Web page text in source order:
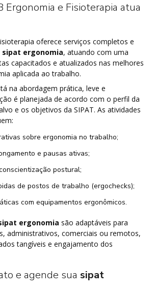
Ergonomia e Fisioterapia atua
oferece serviços completos e
sipat ergonomia, atuando com uma
capacitados e atualizados nas melhores
aplicada ao trabalho.
na abordagem prática, leve e
é planejada de acordo com o perfil da
e os objetivos da SIPAT. As atividades
sobre ergonomia no trabalho;
e pausas ativas;
conscientização postural;
de postos de trabalho (ergochecks);
com equipamentos ergonômicos.
ergonomia são adaptáveis para
administrativos, comerciais ou remotos,
tangíveis e engajamento dos
e agende sua sipat